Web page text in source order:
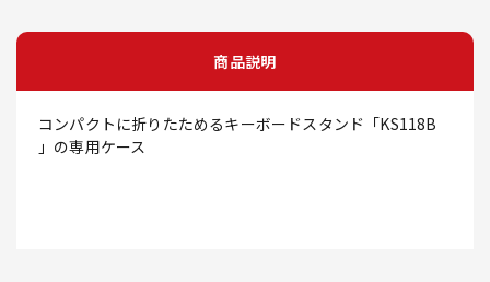
商品説明
コンパクトに折りたためるキーボードスタンド「KS118B
」の専用ケース